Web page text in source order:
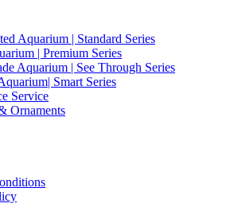
Aquarium | Standard Series
| Premium Series
Aquarium | See Through Series
Smart Series
Service
Ornaments